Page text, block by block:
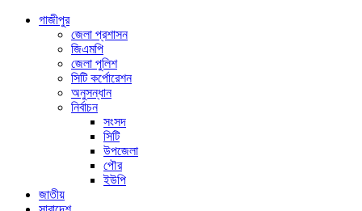
গাজীপুর
জেলা প্রশাসন
জিএমপি
জেলা পুলিশ
সিটি কর্পোরেশন
অনুসন্ধান
নির্বাচন
সংসদ
সিটি
উপজেলা
পৌর
ইউপি
জাতীয়